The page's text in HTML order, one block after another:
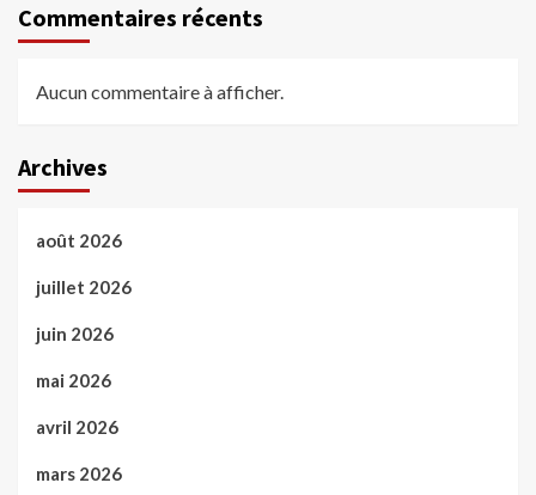
Commentaires récents
Aucun commentaire à afficher.
Archives
août 2026
juillet 2026
juin 2026
mai 2026
avril 2026
mars 2026